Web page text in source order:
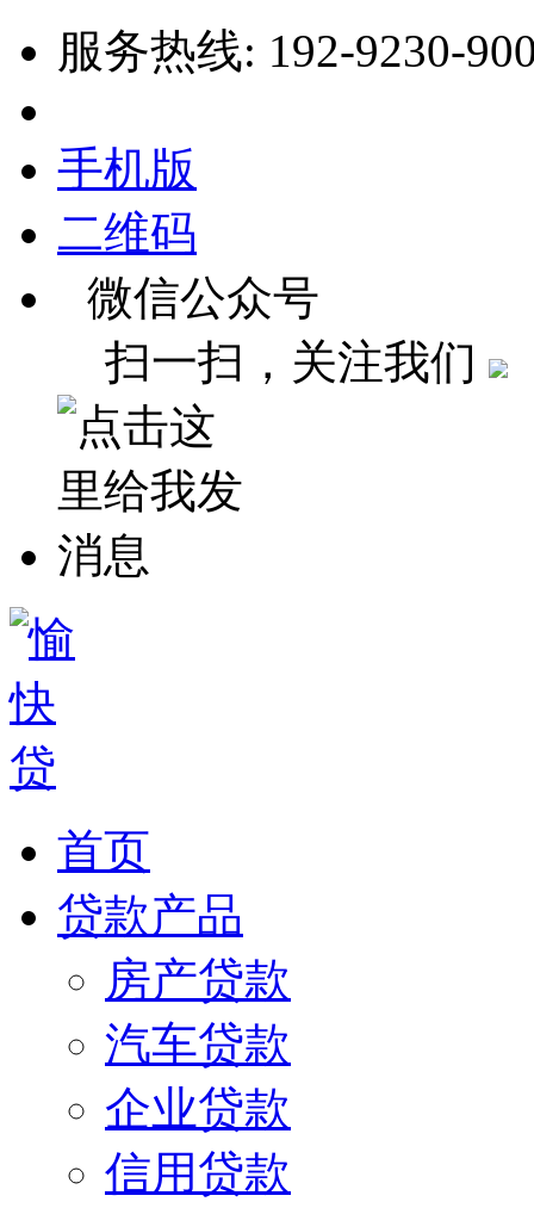
服务热线: 192-9230-
手机版
二维码
微信公众号
扫一扫，关注我们
首页
贷款产品
房产贷款
汽车贷款
企业贷款
信用贷款